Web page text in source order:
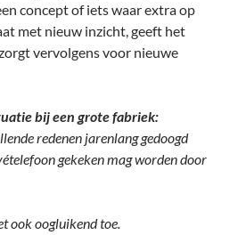
concept of iets waar extra op
met nieuw inzicht, geeft het
vervolgens voor nieuwe
bij een grote fabriek:
redenen jarenlang gedoogd
gekeken mag worden door
ook oogluikend toe.